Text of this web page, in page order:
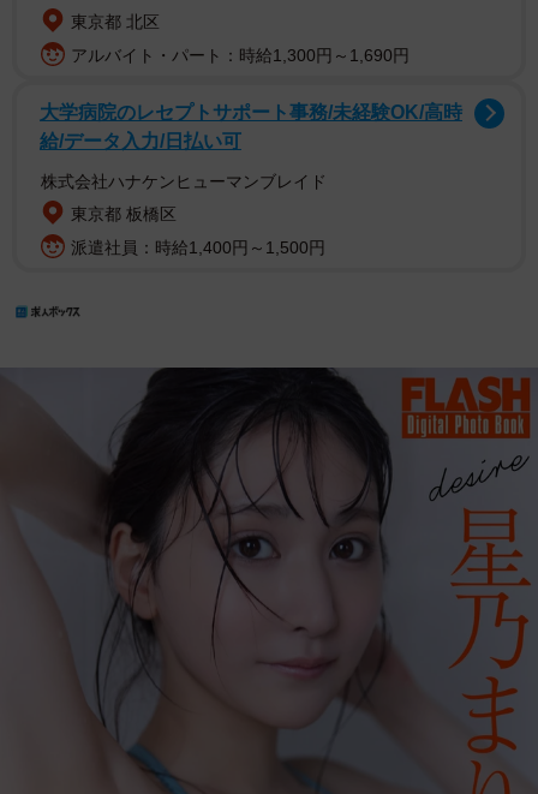
東京都 北区
アルバイト・パート：時給1,300円～1,690円
大学病院のレセプトサポート事務/未経験OK/高時
給/データ入力/日払い可
株式会社ハナケンヒューマンブレイド
東京都 板橋区
派遣社員：時給1,400円～1,500円